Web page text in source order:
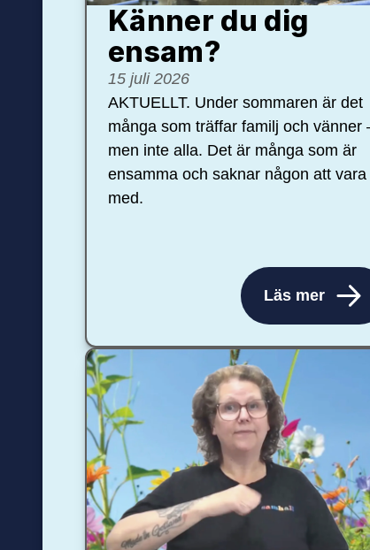
Känner du dig
ensam?
15 juli 2026
AKTUELLT. Under sommaren är det
många som träffar familj och vänner
men inte alla. Det är många som är
ensamma och saknar någon att vara
med.
Läs mer